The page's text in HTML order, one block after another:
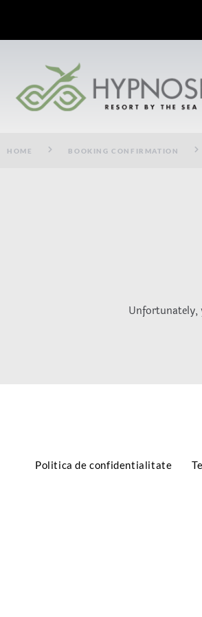
HOME BOOKING CONFIRMATION
Unfortunately,
Politica de confidentialitate